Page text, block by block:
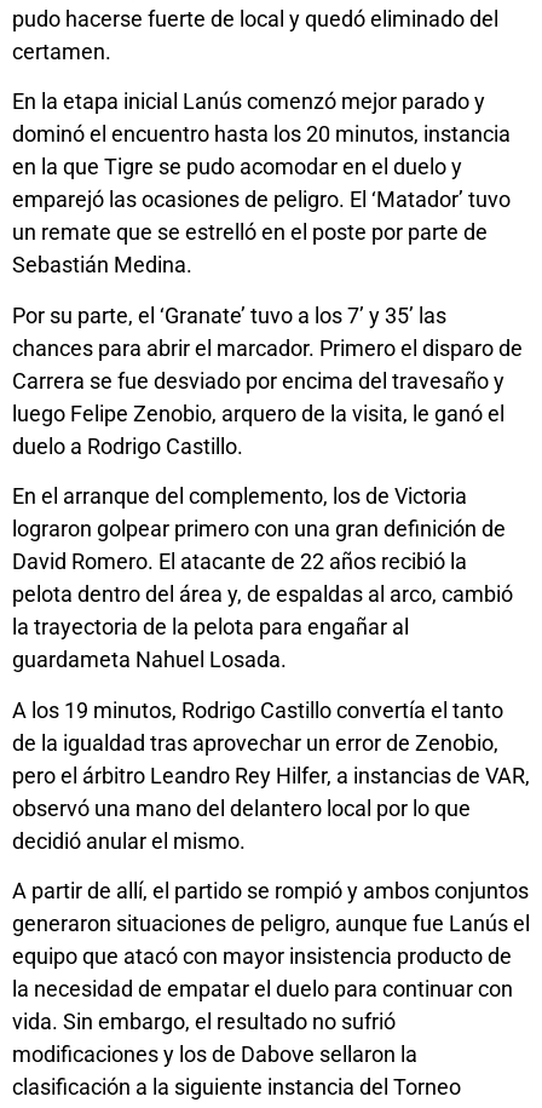
pudo hacerse fuerte de local y quedó eliminado del
certamen.
En la etapa inicial Lanús comenzó mejor parado y
dominó el encuentro hasta los 20 minutos, instancia
en la que Tigre se pudo acomodar en el duelo y
emparejó las ocasiones de peligro. El ‘Matador’ tuvo
un remate que se estrelló en el poste por parte de
Sebastián Medina.
Por su parte, el ‘Granate’ tuvo a los 7’ y 35’ las
chances para abrir el marcador. Primero el disparo de
Carrera se fue desviado por encima del travesaño y
luego Felipe Zenobio, arquero de la visita, le ganó el
duelo a Rodrigo Castillo.
En el arranque del complemento, los de Victoria
lograron golpear primero con una gran definición de
David Romero. El atacante de 22 años recibió la
pelota dentro del área y, de espaldas al arco, cambió
la trayectoria de la pelota para engañar al
guardameta Nahuel Losada.
A los 19 minutos, Rodrigo Castillo convertía el tanto
de la igualdad tras aprovechar un error de Zenobio,
pero el árbitro Leandro Rey Hilfer, a instancias de VAR,
observó una mano del delantero local por lo que
decidió anular el mismo.
A partir de allí, el partido se rompió y ambos conjuntos
generaron situaciones de peligro, aunque fue Lanús el
equipo que atacó con mayor insistencia producto de
la necesidad de empatar el duelo para continuar con
vida. Sin embargo, el resultado no sufrió
modificaciones y los de Dabove sellaron la
clasificación a la siguiente instancia del Torneo